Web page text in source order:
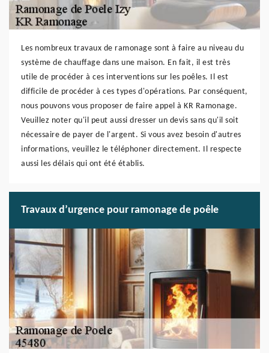
Les nombreux travaux de ramonage sont à faire au niveau du
système de chauffage dans une maison. En fait, il est très
utile de procéder à ces interventions sur les poêles. Il est
difficile de procéder à ces types d'opérations. Par conséquent,
nous pouvons vous proposer de faire appel à KR Ramonage.
Veuillez noter qu'il peut aussi dresser un devis sans qu'il soit
nécessaire de payer de l'argent. Si vous avez besoin d'autres
informations, veuillez le téléphoner directement. Il respecte
aussi les délais qui ont été établis.
Travaux d’urgence pour ramonage de poêle